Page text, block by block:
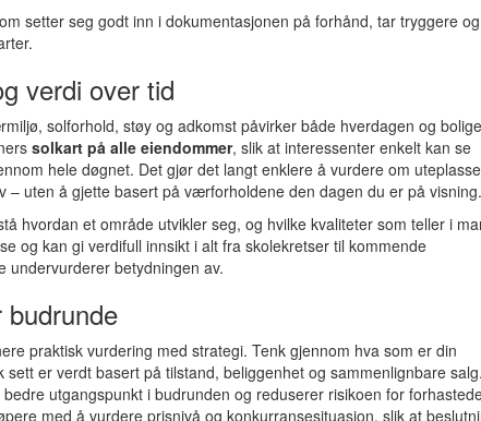
setter seg godt inn i dokumentasjonen på forhånd, tar tryggere
verdi over tid
solforhold, støy og adkomst påvirker både hverdagen og
solkart på alle eiendommer, slik at interessenter enkelt kan se
hele døgnet. Det gjør det langt enklere å vurdere om
– uten å gjette basert på værforholdene den dagen du er på visning.
hvordan et område utvikler seg, og hvilke kvaliteter som teller i
og kan gi verdifull innsikt i alt fra skolekretser til kommende
undervurderer betydningen av.
praktisk vurdering med strategi. Tenk gjennom hva som er din
er verdt basert på tilstand, beliggenhet og sammenlignbare
utgangspunkt i budrunden og reduserer risikoen for
med å vurdere prisnivå og konkurransesituasjon, slik at